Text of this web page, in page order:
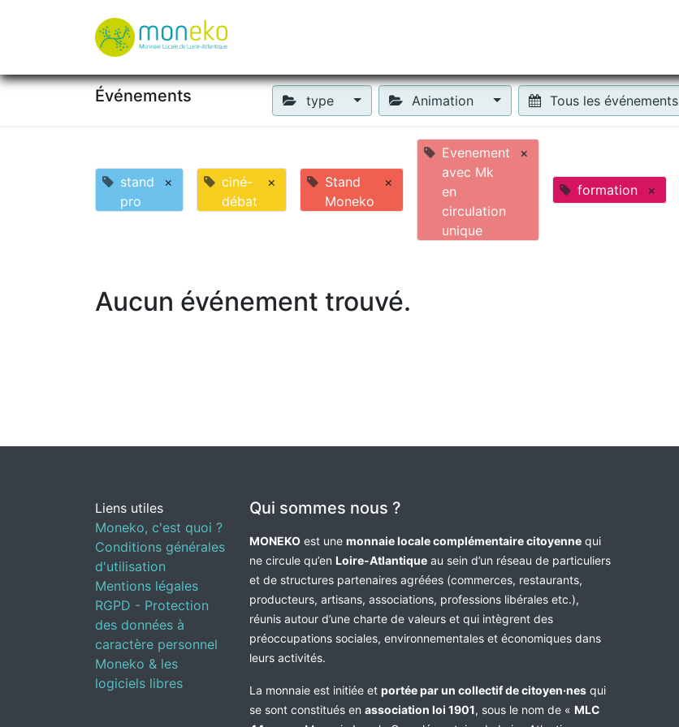
Événements type Animation Tous les événements
stand
pro
×
ciné-
débat
×
Stand
Moneko
×
Evenement
avec Mk
en
circulation
unique
×
formation ×
Aucun événement trouvé.
Liens utiles
Moneko, c'est quoi ?
Conditions générales
d'utilisation
Mentions légales
RGPD - Protection
des données à
caractère personnel
Moneko & les
logiciels libres
Qui sommes nous ?
MONEKO est une monnaie locale complémentaire citoyenne qui
ne circule qu’en Loire-Atlantique au sein d’un réseau de particuliers
et de structures partenaires agréées (commerces, restaurants,
producteurs, artisans, associations, professions libérales etc.),
réunis autour d’une charte de valeurs et qui intègrent des
préoccupations sociales, environnementales et économiques dans
leurs activités.
La monnaie est initiée et portée par un collectif de citoyen·nes qui
se sont constitués en association loi 1901, sous le nom de « MLC